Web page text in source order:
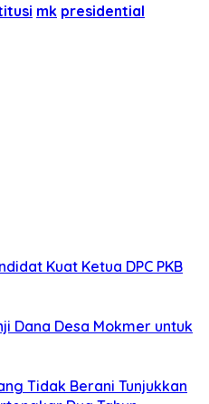
mk presidential
Kuat Ketua DPC PKB
Dana Desa Mokmer untuk
Tidak Berani Tunjukkan